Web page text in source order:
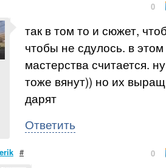
0
так в том то и сюжет,
чтобы не сдулось. в этом
мастерства считается.
тоже вянут)) но их
дарят
Ответить
# 0